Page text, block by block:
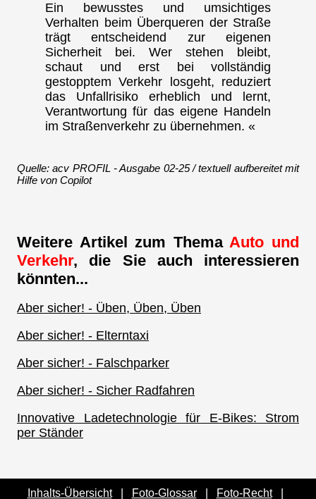
Ein bewusstes und umsichtiges
Verhalten beim Überqueren der Straße
trägt entscheidend zur eigenen
Sicherheit bei. Wer stehen bleibt,
schaut und erst bei vollständig
gestopptem Verkehr losgeht, reduziert
das Unfallrisiko erheblich und lernt,
Verantwortung für das eigene Handeln
im Straßenverkehr zu übernehmen. «
Quelle: acv PROFIL - Ausgabe 02-25 / textuell aufbereitet mit
Hilfe von Copilot
Weitere Artikel zum Thema Auto und
Verkehr, die Sie auch interessieren
könnten...
Aber sicher! - Üben, Üben, Üben
Aber sicher! - Elterntaxi
Aber sicher! - Falschparker
Aber sicher! - Sicher Radfahren
Innovative Ladetechnologie für E-Bikes: Strom
per Ständer
Inhalts-Übersicht| Foto-Glossar| Foto-Recht|